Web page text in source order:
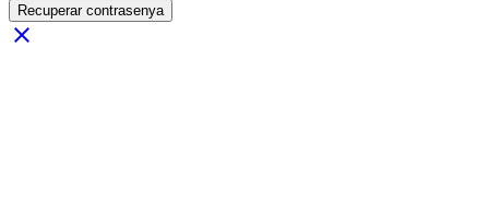
Recuperar contrasenya
close